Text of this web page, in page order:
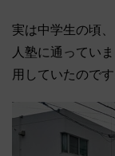
実は中学生の頃
人塾に通ってい
用していたのです